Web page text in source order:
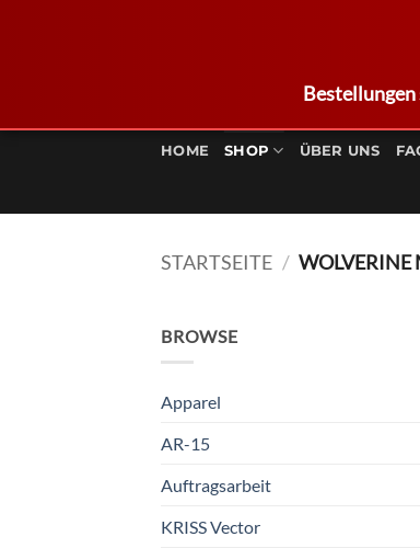
Inhalt
HOME SHOP ÜBER UNS
STARTSEITE / WOLVERINE
BROWSE
Apparel
AR-15
Auftragsarbeit
KRISS Vector